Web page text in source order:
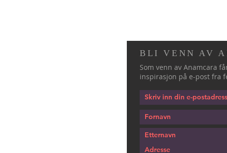
BLI VENN AV
Som venn av Anamcara
inspirasjon på e-post fra